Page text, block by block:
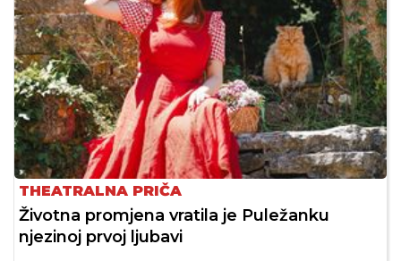
THEATRALNA PRIČA
Životna promjena vratila je Puležanku
njezinoj prvoj ljubavi